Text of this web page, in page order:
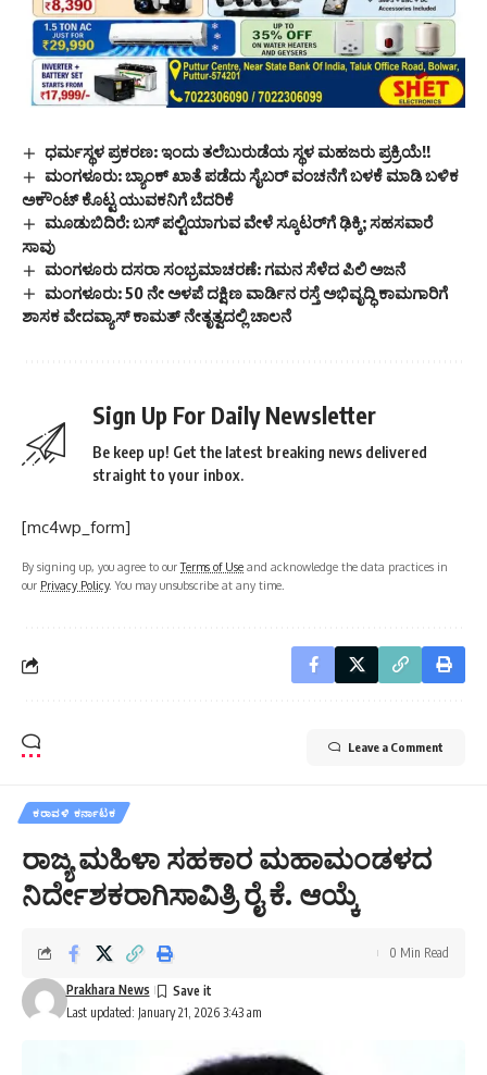
ಧರ್ಮಸ್ಥಳ ಪ್ರಕರಣ: ಇಂದು ತಲೆಬುರುಡೆಯ ಸ್ಥಳ ಮಹಜರು ಪ್ರಕ್ರಿಯೆ!!
ಮಂಗಳೂರು: ಬ್ಯಾಂಕ್ ಖಾತೆ ಪಡೆದು ಸೈಬರ್ ವಂಚನೆಗೆ ಬಳಕೆ ಮಾಡಿ ಬಳಿಕ
ಅಕೌಂಟ್ ಕೊಟ್ಟ ಯುವಕನಿಗೆ ಬೆದರಿಕೆ
ಮೂಡುಬಿದಿರೆ: ಬಸ್‌ ಪಲ್ಟಿಯಾಗುವ ವೇಳೆ ಸ್ಕೂಟರ್‌ಗೆ ಢಿಕ್ಕಿ; ಸಹಸವಾರೆ
ಸಾವು
ಮಂಗಳೂರು ದಸರಾ ಸಂಭ್ರಮಾಚರಣೆ: ಗಮನ ಸೆಳೆದ ಪಿಲಿ ಅಜನೆ
ಮಂಗಳೂರು: 50 ನೇ ಅಳಪೆ ದಕ್ಷಿಣ ವಾರ್ಡಿನ ರಸ್ತೆ ಅಭಿವೃದ್ಧಿ ಕಾಮಗಾರಿಗೆ
ಶಾಸಕ ವೇದವ್ಯಾಸ್ ಕಾಮತ್ ನೇತೃತ್ವದಲ್ಲಿ ಚಾಲನೆ
Sign Up For Daily Newsletter
Be keep up! Get the latest breaking news delivered
straight to your inbox.
[mc4wp_form]
By signing up, you agree to ourTerms of Use and acknowledge the data practices in
our Privacy Policy. You may unsubscribe at any time.
Leave a Comment
ಕರಾವಳಿ ಕರ್ನಾಟಕ
ರಾಜ್ಯ ಮಹಿಳಾ ಸಹಕಾರ ಮಹಾಮಂಡಳದ
ನಿರ್ದೇಶಕರಾಗಿಸಾವಿತ್ರಿ ರೈ ಕೆ. ಆಯ್ಕೆ
Last updated: January 21, 2026 3:43 am
Prakhara News
0 Min Read